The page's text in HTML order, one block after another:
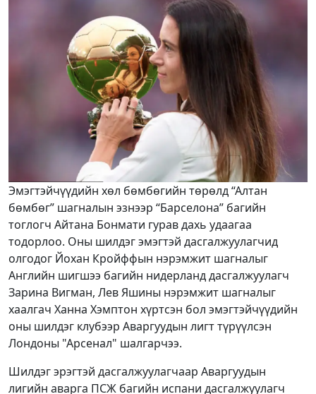
Эмэгтэйчүүдийн хөл бөмбөгийн төрөлд “Алтан
бөмбөг” шагналын эзнээр “Барселона” багийн
тоглогч Айтана Бонмати гурав дахь удаагаа
тодорлоо. Оны шилдэг эмэгтэй дасгалжуулагчид
олгодог Йохан Кройффын нэрэмжит шагналыг
Английн шигшээ багийн нидерланд дасгалжуулагч
Зарина Вигман, Лев Яшины нэрэмжит шагналыг
хаалгач Ханна Хэмптон хүртсэн бол эмэгтэйчүүдийн
оны шилдэг клубээр Аваргуудын лигт түрүүлсэн
Лондоны "Арсенал" шалгарчээ.
Шилдэг эрэгтэй дасгалжуулагчаар Аваргуудын
лигийн аварга ПСЖ багийн испани дасгалжуулагч